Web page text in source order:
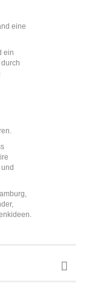
eine
ein